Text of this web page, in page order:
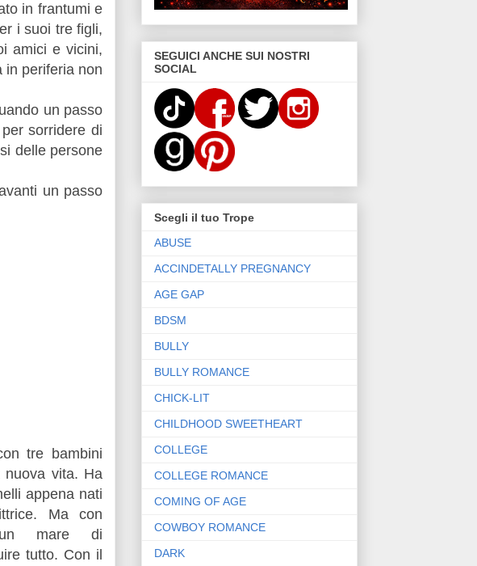
in frantumi e
i suoi tre figli,
amici e vicini,
in periferia non
un passo
sorridere di
delle persone
un passo
tre bambini
nuova vita. Ha
appena nati
Ma con
un mare di
tutto. Con il
SEGUICI ANCHE SUI NOSTRI
SOCIAL
Scegli il tuo Trope
ABUSE
ACCINDETALLY PREGNANCY
AGE GAP
BDSM
BULLY
BULLY ROMANCE
CHICK-LIT
CHILDHOOD SWEETHEART
COLLEGE
COLLEGE ROMANCE
COMING OF AGE
COWBOY ROMANCE
DARK